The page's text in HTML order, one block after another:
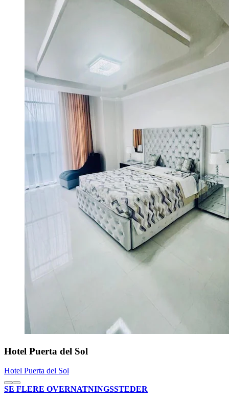
Hotel Puerta del Sol
Hotel Puerta del Sol
SE FLERE OVERNATNINGSSTEDER